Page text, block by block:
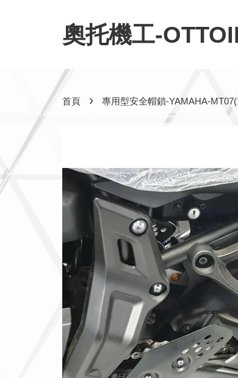
奧托機工-
首頁 › 專用型安全帽鎖-YAMAHA-